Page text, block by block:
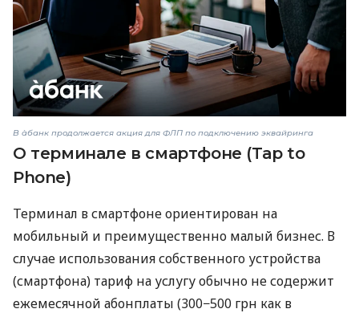
В àбанк продолжается акция для ФЛП по подключению эквайринга
О терминале в смартфоне (Tap to
Phone)
Терминал в смартфоне ориентирован на
мобильный и преимущественно малый бизнес. В
случае использования собственного устройства
(смартфона) тариф на услугу обычно не содержит
ежемесячной абонплаты (300−500 грн как в